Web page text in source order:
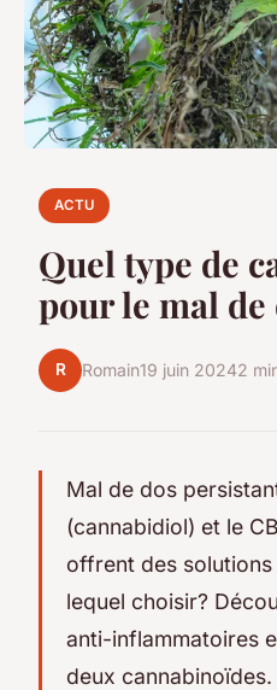
ACTU
Quel type de
pour le mal de
R Romain19 juin 20242
Mal de dos
(cannabidiol) et le
offrent des
lequel choisir?
anti-inflammatoires
deux